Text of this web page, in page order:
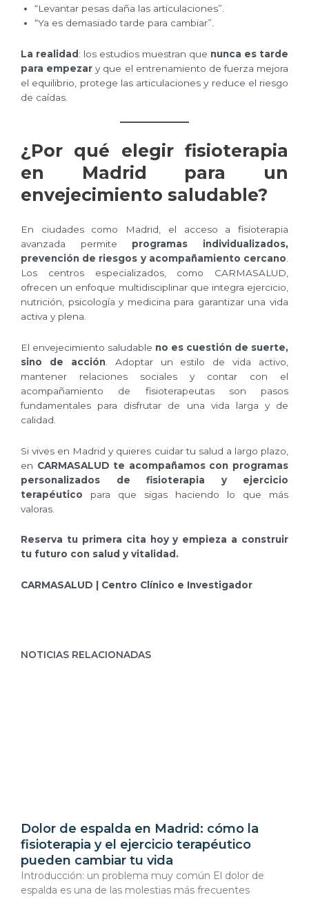
“Levantar pesas daña las articulaciones”.
“Ya es demasiado tarde para cambiar”.
La realidad : los estudios muestran que nunca es tarde
para empezar y que el entrenamiento de fuerza mejora
el equilibrio, protege las articulaciones y reduce el riesgo
de caídas.
¿Por qué elegir fisioterapia
en Madrid para un
envejecimiento saludable?
En ciudades como Madrid, el acceso a fisioterapia
avanzada permite programas individualizados,
prevención de riesgos y acompañamiento cercano
Los centros especializados, como CARMASALUD,
ofrecen un enfoque multidisciplinar que integra ejercicio,
nutrición, psicología y medicina para garantizar una vida
activa y plena.
El envejecimiento saludable no es cuestión de suerte,
sino de acción. Adoptar un estilo de vida activo,
mantener relaciones sociales y contar con el
acompañamiento de fisioterapeutas son pasos
fundamentales para disfrutar de una vida larga y de
calidad.
Si vives en Madrid y quieres cuidar tu salud a largo plazo,
en CARMASALUD te acompañamos con programas
personalizados de fisioterapia y ejercicio
terapéutico para que sigas haciendo lo que más
valoras.
Reserva tu primera cita hoy y empieza a construir
tu futuro con salud y vitalidad.
CARMASALUD | Centro Clínico e Investigador
NOTICIAS RELACIONADAS
Dolor de espalda en Madrid: cómo la
fisioterapia y el ejercicio terapéutico
pueden cambiar tu vida
Introducción: un problema muy común El dolor de
espalda es una de las molestias más frecuentes